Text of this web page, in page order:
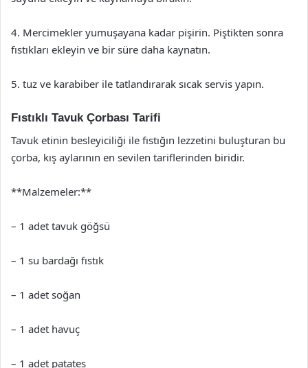
4. Mercimekler yumuşayana kadar pişirin. Piştikten sonra
fıstıkları ekleyin ve bir süre daha kaynatın.
5. tuz ve karabiber ile tatlandırarak sıcak servis yapın.
Fıstıklı Tavuk Çorbası Tarifi
Tavuk etinin besleyiciliği ile fıstığın lezzetini buluşturan bu
çorba, kış aylarının en sevilen tariflerinden biridir.
**Malzemeler:**
– 1 adet tavuk göğsü
– 1 su bardağı fıstık
– 1 adet soğan
– 1 adet havuç
– 1 adet patates